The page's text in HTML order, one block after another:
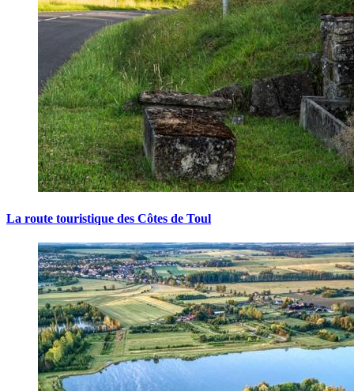
La route touristique des Côtes de Toul